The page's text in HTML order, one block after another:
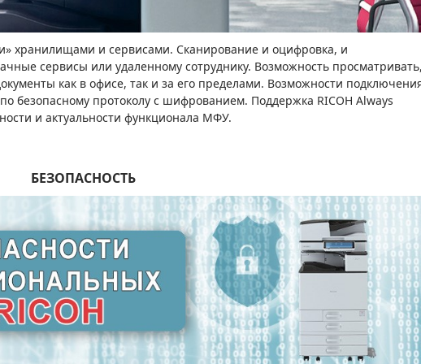
хранилищами и сервисами. Сканирование и оцифровка, и
сервисы или удаленному сотруднику. Возможность
как в офисе, так и за его пределами. Возможности
безопасному протоколу с шифрованием. Поддержка RICOH Always
и актуальности функционала МФУ.
БЕЗОПАСНОСТЬ